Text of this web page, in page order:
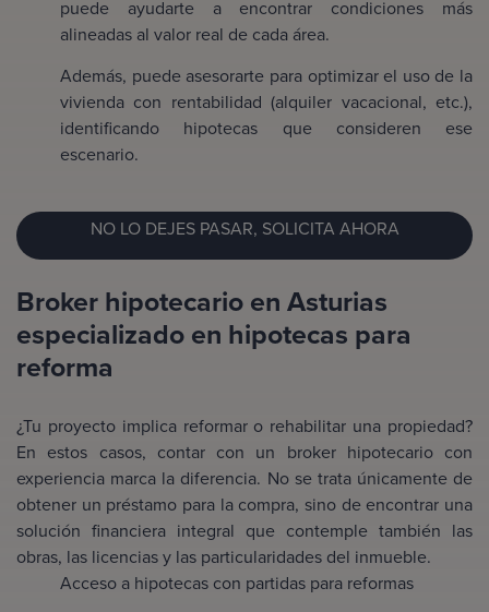
puede ayudarte a encontrar condiciones más
alineadas al valor real de cada área.
Además, puede asesorarte para optimizar el uso de la
vivienda con rentabilidad (alquiler vacacional, etc.),
identificando hipotecas que consideren ese
escenario.
NO LO DEJES PASAR, SOLICITA AHORA
Broker hipotecario en Asturias
especializado en hipotecas para
reforma
¿Tu proyecto implica reformar o rehabilitar una propiedad?
En estos casos, contar con un broker hipotecario con
experiencia marca la diferencia. No se trata únicamente de
obtener un préstamo para la compra, sino de encontrar una
solución financiera integral que contemple también las
obras, las licencias y las particularidades del inmueble.
Acceso a hipotecas con partidas para reformas